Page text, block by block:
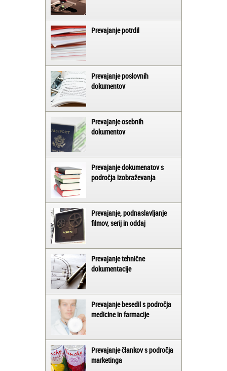
Prevajanje potrdil
Prevajanje poslovnih
dokumentov
Prevajanje osebnih
dokumentov
Prevajanje dokumenatov s
področja izobraževanja
Prevajanje, podnaslavljanje
filmov, serij in oddaj
Prevajanje tehnične
dokumentacije
Prevajanje besedil s področja
medicine in farmacije
Prevajanje člankov s področja
marketinga